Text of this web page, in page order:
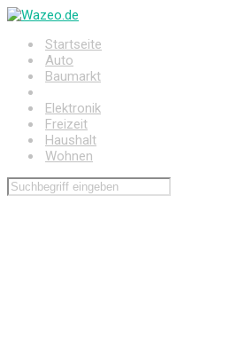
Zum
springenStartseite
Auto
Baumarkt
Elektronik
Freizeit
Haushalt
Wohnen